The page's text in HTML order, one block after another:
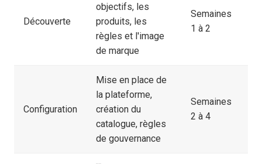
Découverte
objectifs, les
produits, les
règles et l'image
de marque
Semaines
1 à 2
Configuration
Mise en place de
la plateforme,
création du
catalogue, règles
de gouvernance
Semaines
2 à 4